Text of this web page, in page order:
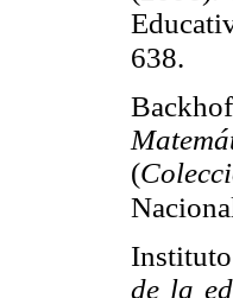
638.
(
de la